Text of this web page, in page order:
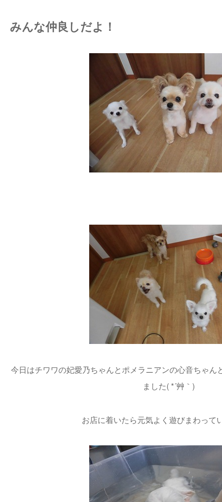
みんな仲良しだよ！
今日はチワワの妃愛乃ちゃんとポメラニアンの心音ちゃん
ました( *´艸｀)
お店に着いたら元気よく遊びまわって